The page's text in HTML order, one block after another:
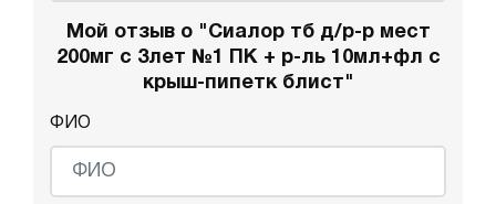
Мой отзыв о "Сиалор тб д/р-р мест
200мг с 3лет №1 ПК + р-ль 10мл+фл с
крыш-пипетк блист"
ФИО